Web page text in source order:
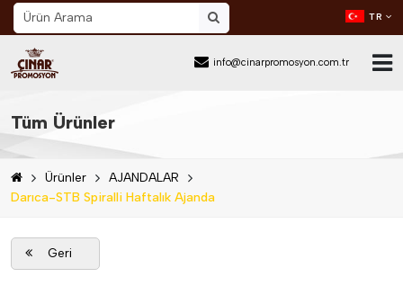
info@cinarpromosyon.com.tr
TR
Ana Sayfa
Hakkımızda
Sektör
Mail Order
Tüm Ürünler
Ürünler
AJANDALAR
Darıca-STB Spiralli Haftalık Ajanda
Geri